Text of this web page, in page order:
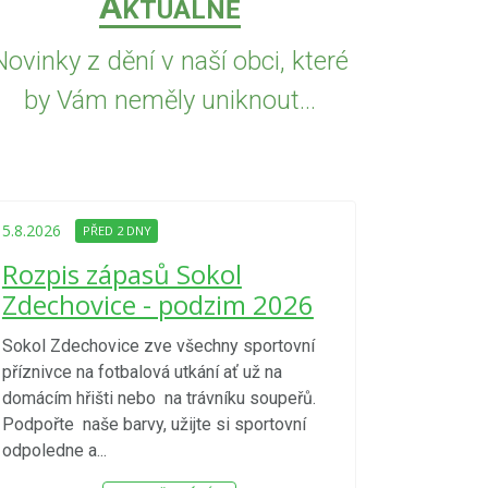
KTUÁLNĚ
z dění v naší obci, které
by Vám neměly uniknout...
5.8.2026 PŘED 2 DNY
Rozpis zápasů Sokol
Zdechovice - podzim 2026
Sokol Zdechovice zve všechny sportovní
příznivce na fotbalová utkání ať už na
domácím hřišti nebo na trávníku soupeřů.
Podpořte naše barvy, užijte si sportovní
odpoledne a...